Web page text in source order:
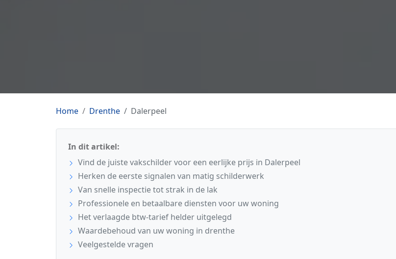
Home Drenthe Dalerpeel
In dit artikel:
Vind de juiste vakschilder voor een eerlijke prijs in Dalerpeel
Herken de eerste signalen van matig schilderwerk
Van snelle inspectie tot strak in de lak
Professionele en betaalbare diensten voor uw woning
Het verlaagde btw-tarief helder uitgelegd
Waardebehoud van uw woning in drenthe
Veelgestelde vragen